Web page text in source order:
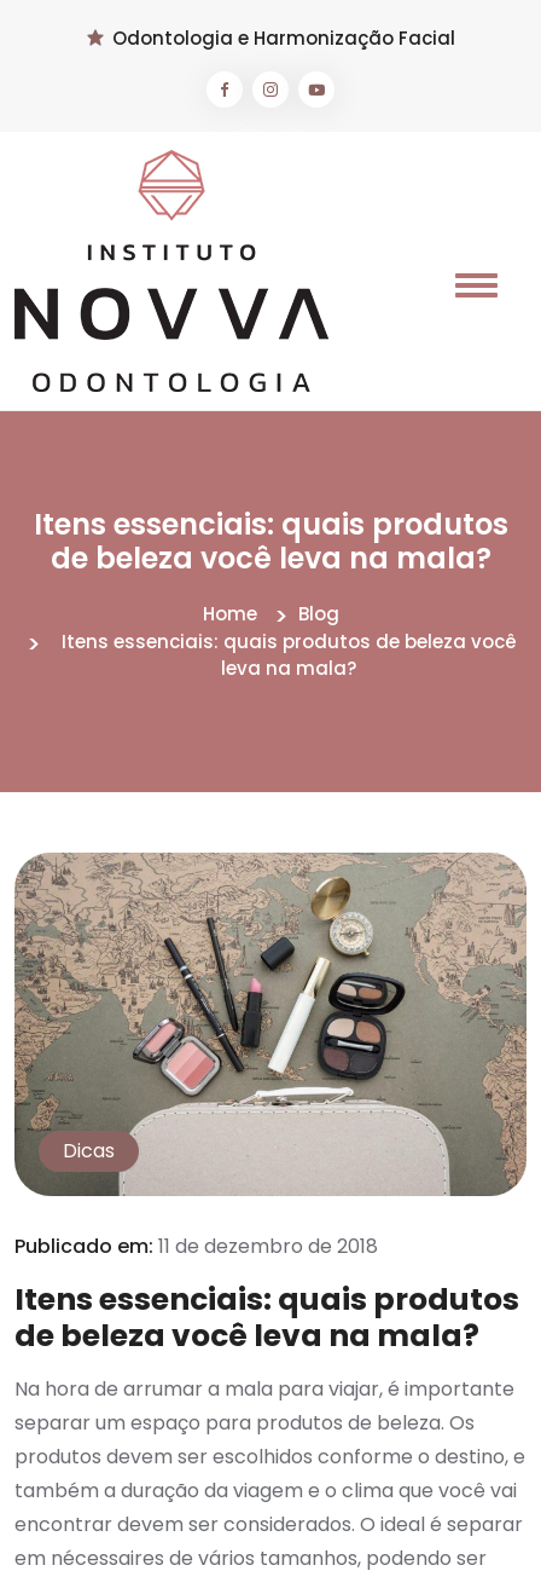
Odontologia e Harmonização Facial
Itens essenciais: quais produtos
de beleza você leva na mala?
Home
Blog
Itens essenciais: quais produtos de beleza você
leva na mala?
Dicas
Publicado em: 11 de dezembro de 2018
Itens essenciais: quais produtos
de beleza você leva na mala?
Na hora de arrumar a mala para viajar, é importante
separar um espaço para produtos de beleza. Os
produtos devem ser escolhidos conforme o destino, e
também a duração da viagem e o clima que você vai
encontrar devem ser considerados. O ideal é separar
em nécessaires de vários tamanhos, podendo ser